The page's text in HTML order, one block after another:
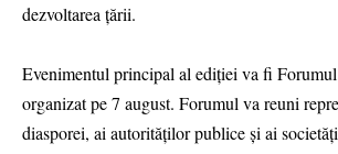
dezvoltarea țării.
Evenimentul principal al ediției va fi
organizat pe 7 august. Forumul va reuni
diasporei, ai autorităților publice și ai